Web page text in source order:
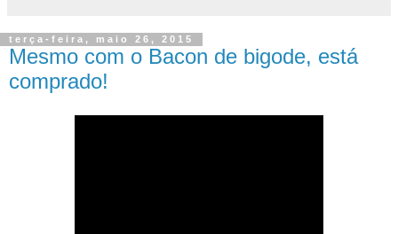
terça-feira, maio 26, 2015
Mesmo com o Bacon de bigode, está
comprado!